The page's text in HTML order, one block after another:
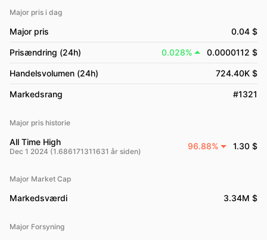
Major pris i dag
Major pris 0.04 $
Prisændring (24h) 0.028% 0.0000112 $
Handelsvolumen (24h) 724.40K $
Markedsrang #1321
Major pris historie
All Time High
Dec 1 2024 (1.686171311631 år siden)
96.88% 1.30 $
Major Market Cap
Markedsværdi 3.34M $
Major Forsyning